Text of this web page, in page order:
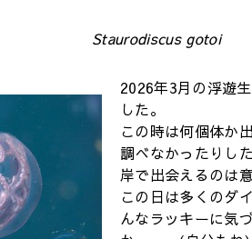
Staurodiscus gotoi
2026年3月の浮遊
した。
この時は何個体か
調べなかったりし
岸で出会えるのは
この日は多くのダ
んなラッキーに気